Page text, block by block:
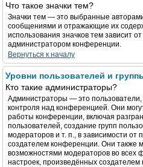
Что такое значки тем?
Значки тем — это выбранные
сообщениями и отражающие их
использования значков тем зависит
администратором конференции.
Вернуться к началу
Уровни пользователей и
Кто такие администраторы?
Администраторы — это
контроля над конференцией. Они
работы конференции, включая
пользователей, создание групп
модераторов и т. п., в зависимости от
создателем конференции. Они также
возможностями модераторов во всех
настроек, произведённых